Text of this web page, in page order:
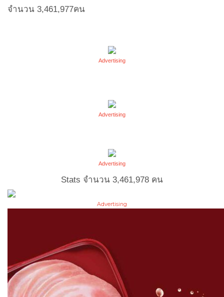
จำนวน 3,461,977คน
Advertising
Advertising
Advertising
Stats จำนวน 3,461,978 คน
Advertising